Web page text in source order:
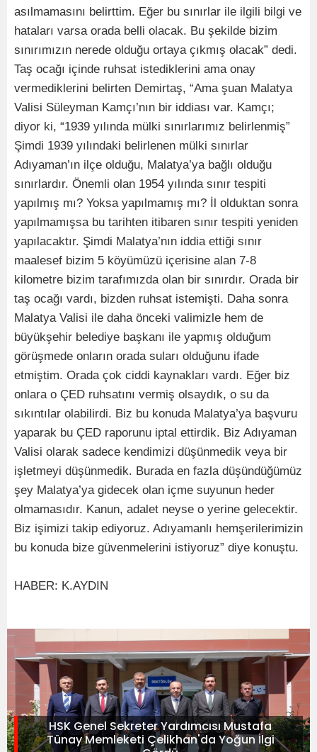
asılmamasını belirttim. Eğer bu sınırlar ile ilgili bilgi ve
hataları varsa orada belli olacak. Bu şekilde bizim
sınırımızın nerede olduğu ortaya çıkmış olacak” dedi.
Taş ocağı içinde ruhsat istediklerini ama onay
vermediklerini belirten Demirtaş, “Ama şuan Malatya
Valisi Süleyman Kamçı’nın bir iddiası var. Kamçı;
diyor ki, “1939 yılında mülki sınırlarımız belirlenmiş”
Şimdi 1939 yılındaki belirlenen mülki sınırlar
Adıyaman’ın ilçe olduğu, Malatya’ya bağlı olduğu
sınırlardır. Önemli olan 1954 yılında sınır tespiti
yapılmış mı? Yoksa yapılmamış mı? İl olduktan sonra
yapılmamışsa bu tarihten itibaren sınır tespiti yeniden
yapılacaktır. Şimdi Malatya’nın iddia ettiği sınır
maalesef bizim 5 köyümüzü içerisine alan 7-8
kilometre bizim tarafımızda olan bir sınırdır. Orada bir
taş ocağı vardı, bizden ruhsat istemişti. Daha sonra
Malatya Valisi ile daha önceki valimizle hem de
büyükşehir belediye başkanı ile yapmış olduğum
görüşmede onların orada suları olduğunu ifade
etmiştim. Orada çok ciddi kaynakları vardı. Eğer biz
onlara o ÇED ruhsatını vermiş olsaydık, o su da
sıkıntılar olabilirdi. Biz bu konuda Malatya’ya başvuru
yaparak bu ÇED raporunu iptal ettirdik. Biz Adıyaman
Valisi olarak sadece kendimizi düşünmedik veya bir
işletmeyi düşünmedik. Burada en fazla düşündüğümüz
şey Malatya’ya gidecek olan içme suyunun heder
olmamasıdır. Kanun, adalet neyse o yerine gelecektir.
Biz işimizi takip ediyoruz. Adıyamanlı hemşerilerimizin
bu konuda bize güvenmelerini istiyoruz” diye konuştu.
HABER: K.AYDIN
HSK Genel Sekreter Yardımcısı Mustafa
Tünay Memleketi Çelikhan'da Yoğun İlgi